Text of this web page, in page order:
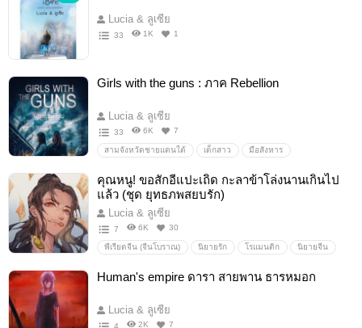
Lucia & ลูเซีย
33 1K 1
Girls with the guns : ภาค Rebellion
Lucia & ลูเซีย
33 6K 7
สามจังหวัดชายแดนใต้ เด็กสาว มือสังหาร
คุณหนู! ขอสักอีแปะเถิด กะลาข้าโล่งนานเกินไป
แล้ว (ชุด ยุทธภพสยบรัก)
Lucia & ลูเซีย
7 6K 30
พีเรียดจีน (จีนโบราณ) นิยายรัก โรแมนติก นิยายจีน
Human's empire ดารา สายพาน ธารหมอก
Lucia & ลูเซีย
4 2K 7